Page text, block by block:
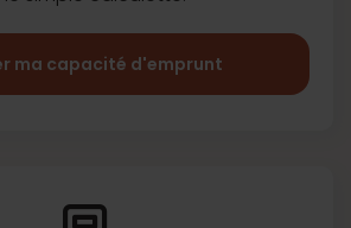
ma capacité d'emprunt